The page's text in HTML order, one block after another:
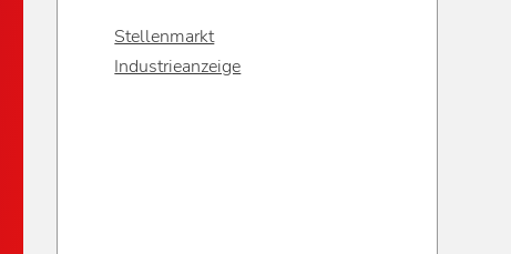
Stellenmarkt
Industrieanzeige